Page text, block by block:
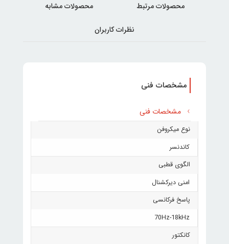
محصولات مرتبط محصولات مشابه
نظرات کاربران
مشخصات فنی
مشخصات فنی
نوع میکروفن
کاندنسر
الگوی قطبی
امنی دیرکشنال
پاسخ فرکانسی
70Hz-18kHz
کانکتور